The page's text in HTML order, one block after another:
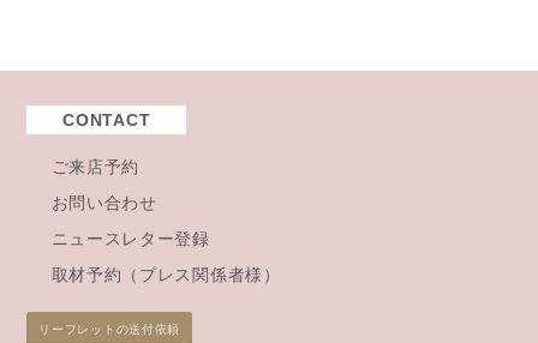
CONTACT
ご来店予約
お問い合わせ
ニュースレター登録
取材予約（プレス関係者様）
リーフレットの送付依頼